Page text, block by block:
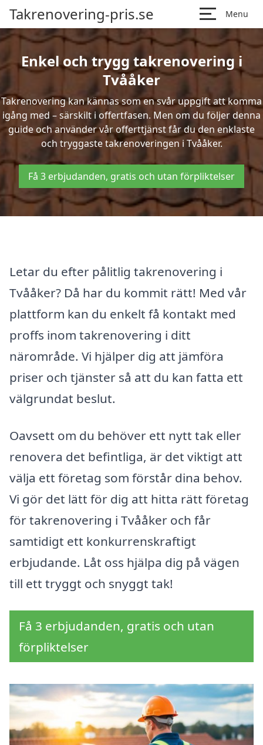
Takrenovering-pris.se Menu
Enkel och trygg takrenovering i
Tvååker
Takrenovering kan kännas som en svår uppgift att komma
igång med – särskilt i offertfasen. Men om du följer denna
guide och använder vår offerttjänst får du den enklaste
och tryggaste takrenoveringen i Tvååker.
Få 3 erbjudanden, gratis och utan förpliktelser
Letar du efter pålitlig takrenovering i
Tvååker? Då har du kommit rätt! Med vår
plattform kan du enkelt få kontakt med
proffs inom takrenovering i ditt
närområde. Vi hjälper dig att jämföra
priser och tjänster så att du kan fatta ett
välgrundat beslut.
Oavsett om du behöver ett nytt tak eller
renovera det befintliga, är det viktigt att
välja ett företag som förstår dina behov.
Vi gör det lätt för dig att hitta rätt företag
för takrenovering i Tvååker och får
samtidigt ett konkurrenskraftigt
erbjudande. Låt oss hjälpa dig på vägen
till ett tryggt och snyggt tak!
Få 3 erbjudanden, gratis och utan
förpliktelser